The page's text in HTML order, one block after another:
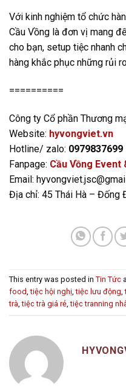
Với kinh nghiệm tổ chức
Cầu Vồng là đơn vị mang
cho bạn, setup tiệc nhanh
hàng khắc phục những rủi
==========
Công ty Cổ phần Thương
Website: hyvongviet.vn
Hotline/ zalo: 0979837699
Fanpage: Cầu Vồng Event
Email:
Địa chỉ: 45 Thái Hà – Đống
This entry was posted in Tin Tức
food,tiệc hội nghị,tiệc lưu động,
trà,tiệc trà giá rẻ,tiệc tranning